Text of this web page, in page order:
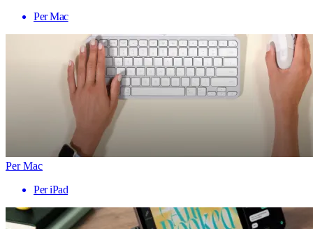
Per Mac
Per Mac
Per iPad